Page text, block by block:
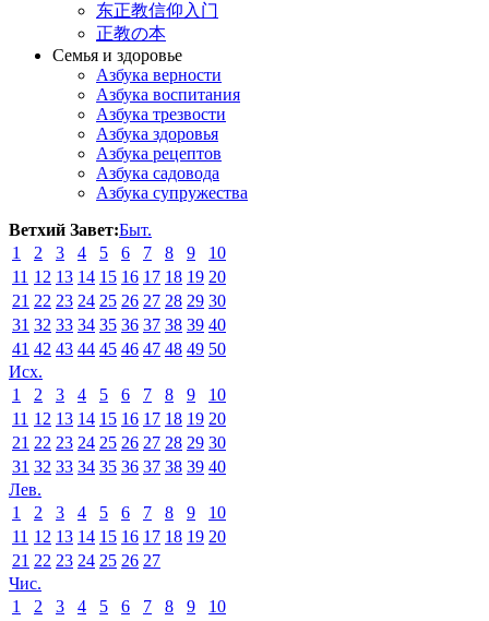
东正教信仰入门
正教の本
Семья и здоровье
Азбука верности
Азбука воспитания
Азбука трезвости
Азбука здоровья
Азбука рецептов
Азбука садовода
Азбука супружества
Ветхий Завет:Быт.
1
2 3 4 5 6 7 8 9
10
11 12 13 14 15 16 17 18 19 20
21 22 23 24 25 26 27 28 29 30
31 32 33 34 35 36 37 38 39 40
41 42 43 44 45 46 47 48 49 50
Исх.
1
2 3 4 5 6 7 8 9
10
11 12 13 14 15 16 17 18 19 20
21 22 23 24 25 26 27 28 29 30
31 32 33 34 35 36 37 38 39 40
Лев.
1
2 3 4 5 6 7 8 9
10
11 12 13 14 15 16 17 18 19 20
21 22 23 24 25 26 27
Чис.
1
2 3 4 5 6 7 8 9
10